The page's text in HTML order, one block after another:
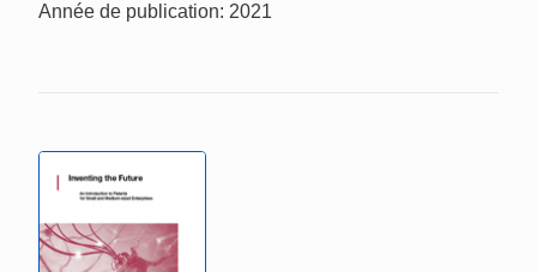
Année de publication: 2021